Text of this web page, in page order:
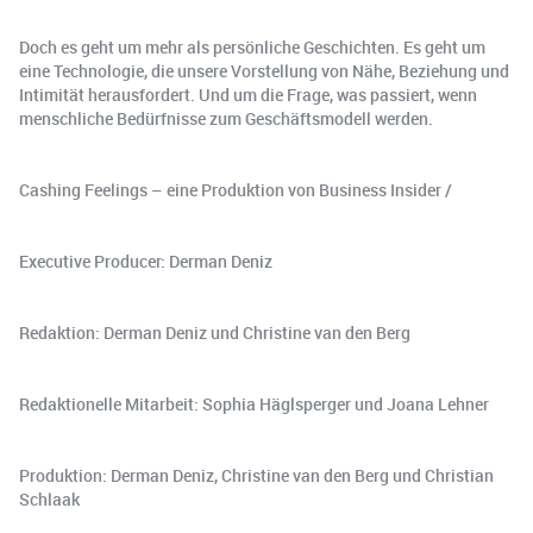
Doch es geht um mehr als persönliche Geschichten. Es geht um
eine Technologie, die unsere Vorstellung von Nähe, Beziehung und
Intimität herausfordert. Und um die Frage, was passiert, wenn
menschliche Bedürfnisse zum Geschäftsmodell werden.
Cashing Feelings – eine Produktion von Business Insider /
Executive Producer: Derman Deniz
Redaktion: Derman Deniz und Christine van den Berg
Redaktionelle Mitarbeit: Sophia Häglsperger und Joana Lehner
Produktion: Derman Deniz, Christine van den Berg und Christian
Schlaak